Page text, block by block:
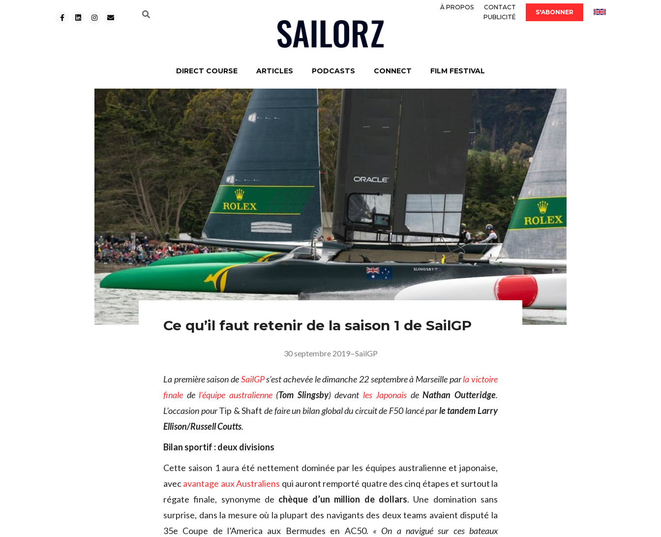
À PROPOS
CONTACT
PUBLICITÉ
S'ABONNER
DIRECT COURSE ARTICLES PODCASTS CONNECT FILM FESTIVAL
Ce qu’il faut retenir de la saison 1 de SailGP
30 septembre 2019–SailGP
La première saison deSailGPs’est achevée le dimanche 22 septembre à Marseille parla victoire
finale de l’équipe australienne(Tom Slingsby) devant les Japonais deNathan Outteridge.
L’occasion pourTip & Shaft de faire un bilan global du circuit de F50 lancé parle tandem Larry
Ellison/Russell Coutts.
Bilan sportif : deux divisions
Cette saison 1 aura été nettement dominée par les équipes australienne et japonaise,
avecavantage aux Australiens qui auront remporté quatre des cinq étapes et surtout la
régate finale, synonyme de chèque d’un million de dollars. Une domination sans
surprise, dans la mesure où la plupart des navigants des deux teams avaient disputé la
35e Coupe de l’America aux Bermudes en AC50. « On a navigué sur ces bateaux